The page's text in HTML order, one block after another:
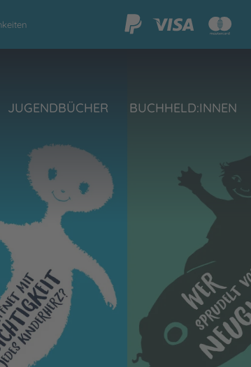
JUGENDBÜCHER BUCHHELD:INNEN